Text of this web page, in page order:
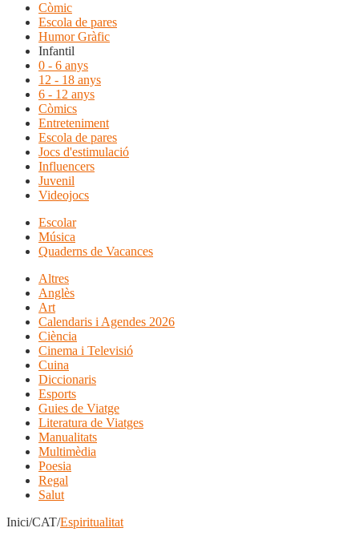
Còmic
Escola de pares
Humor Gràfic
Infantil
0 - 6 anys
12 - 18 anys
6 - 12 anys
Còmics
Entreteniment
Escola de pares
Jocs d'estimulació
Influencers
Juvenil
Videojocs
Escolar
Música
Quaderns de Vacances
Altres
Anglès
Art
Calendaris i Agendes 2026
Ciència
Cinema i Televisió
Cuina
Diccionaris
Esports
Guies de Viatge
Literatura de Viatges
Manualitats
Multimèdia
Poesia
Regal
Salut
Inici/CAT/Espiritualitat